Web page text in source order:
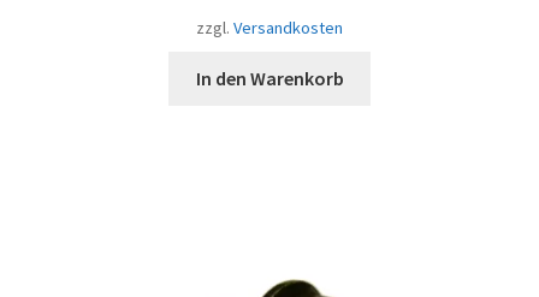
zzgl. Versandkosten
In den Warenkorb